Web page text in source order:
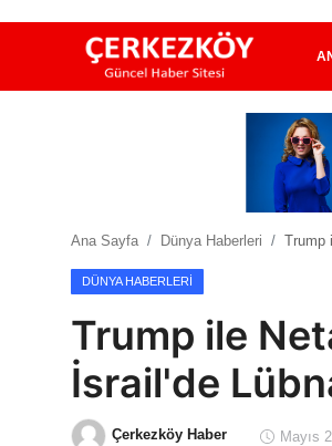
Ekonomi Haberleri
Spor Haberleri
Teknoloji Haberleri
Ana Sayfa Dünya Haberleri Trump
DÜNYA HABERLERI
Trump ile
İsrail'de
Çerkezköy Haber Mayıs